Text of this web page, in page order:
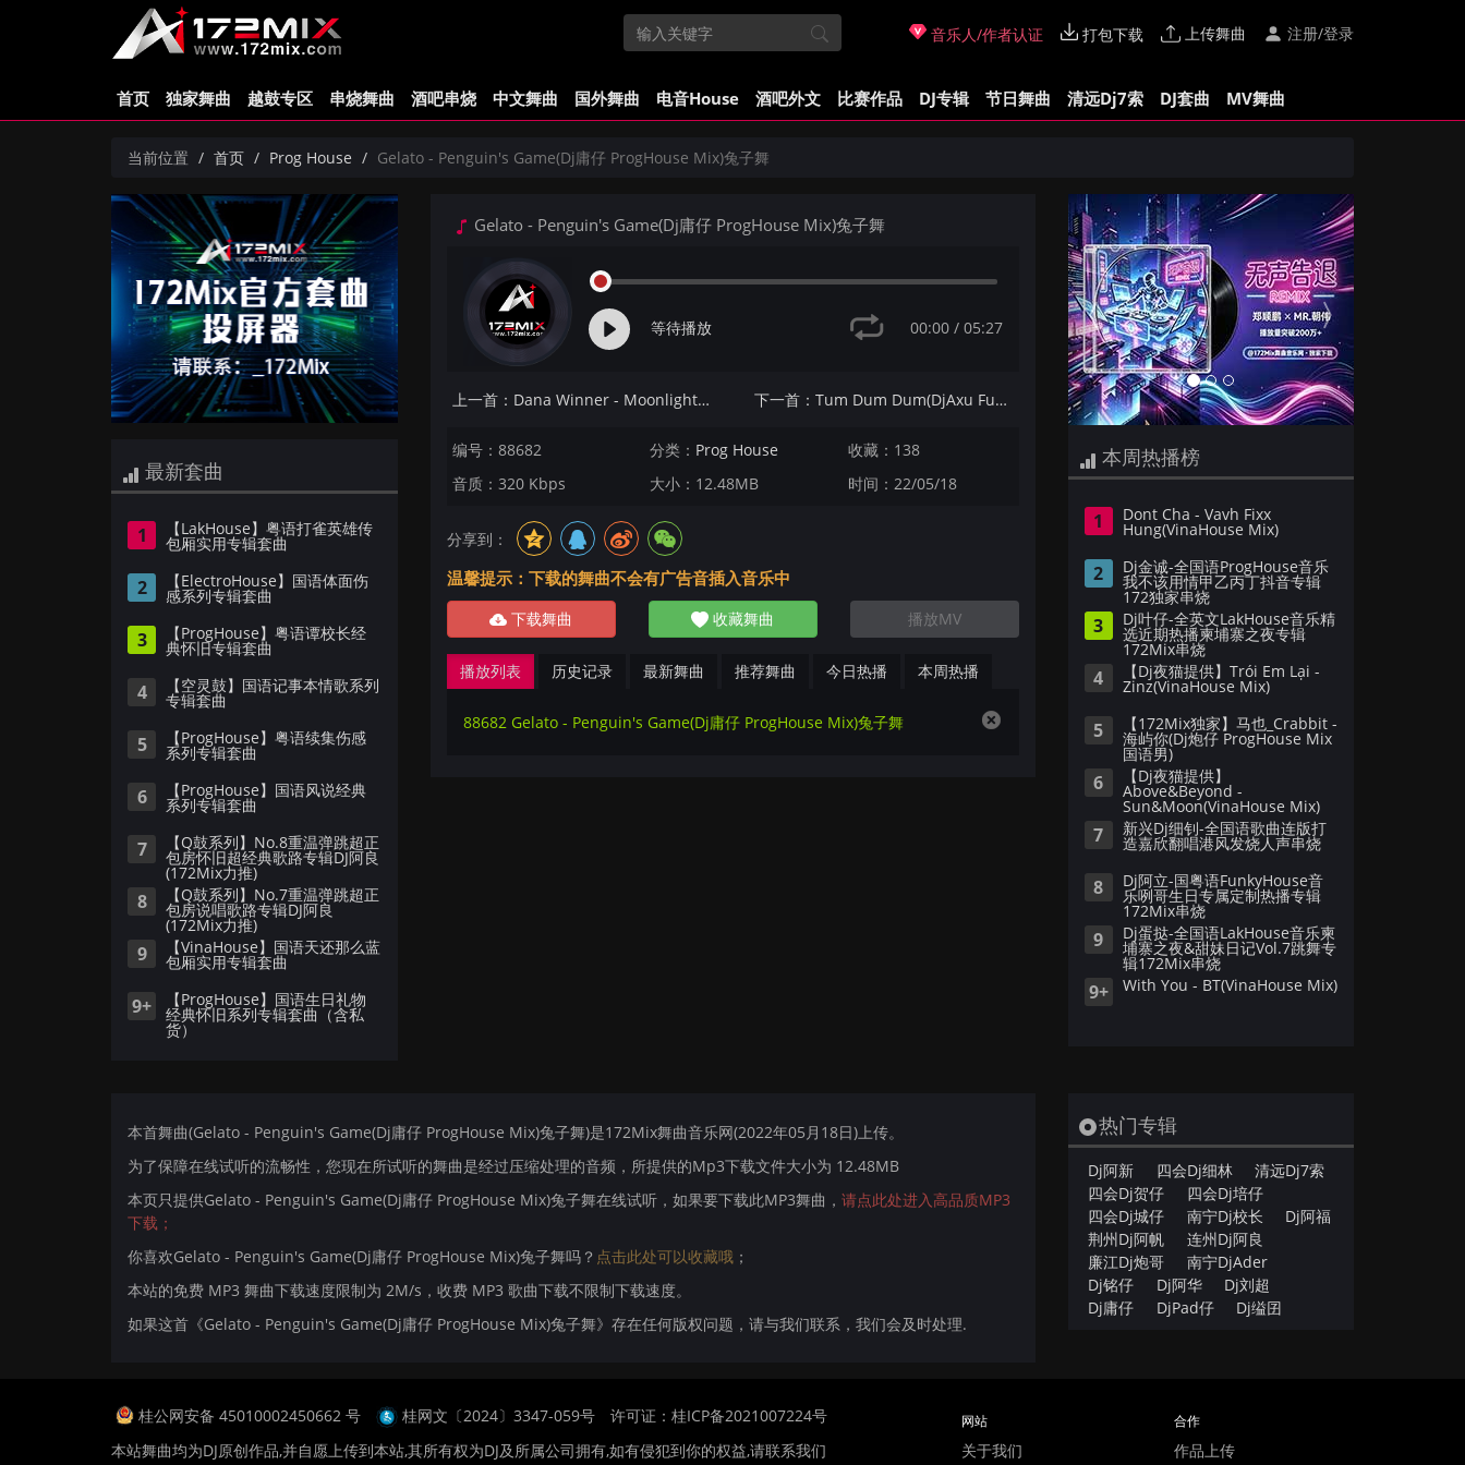
音乐人/作者认证 打包下载 上传舞曲 注册/登录
首页 独家舞曲 越鼓专区 串烧舞曲 酒吧串烧 中文舞曲 国外舞曲 电音House 酒吧外文 比赛作品 DJ专辑 节日舞曲 清远Dj7索 DJ套曲 MV舞曲
当前位置 首页 Prog House Gelato - Penguin's Game(Dj庸仔 ProgHouse Mix)兔子舞
最新套曲
1 【LakHouse】粤语打雀英雄传
包厢实用专辑套曲
2 【ElectroHouse】国语体面伤
感系列专辑套曲
3 【ProgHouse】粤语谭校长经
典怀旧专辑套曲
4 【空灵鼓】国语记事本情歌系列
专辑套曲
5 【ProgHouse】粤语续集伤感
系列专辑套曲
6 【ProgHouse】国语风说经典
系列专辑套曲
7 【Q鼓系列】No.8重温弹跳超正
包房怀旧超经典歌路专辑DJ阿良
(172Mix力推)
8 【Q鼓系列】No.7重温弹跳超正
包房说唱歌路专辑DJ阿良
(172Mix力推)
9 【VinaHouse】国语天还那么蓝
包厢实用专辑套曲
9+ 【ProgHouse】国语生日礼物
经典怀旧系列专辑套曲（含私
货）
Gelato - Penguin's Game(Dj庸仔 ProgHouse Mix)兔子舞
等待播放 00:00 / 05:27
上一首：Dana Winner - Moonlight Shadow(Dj阿柳 FunkyHouse Mix)咚鼓 下一首：Tum Dum Dum(DjAxu FunkyHouse Mix)咚鼓
编号：88682 分类： Prog House
收藏：138
音质：320 Kbps
大小：12.48MB 时间：22/05/18
分享到：
温馨提示：下载的舞曲不会有广告音插入音乐中
下载舞曲 收藏舞曲 播放MV
播放列表 历史记录 最新舞曲 推荐舞曲 今日热播 本周热播
88682 Gelato - Penguin's Game(Dj庸仔 ProgHouse Mix)兔子舞
Previous Next
本周热播榜
1 Dont Cha - Vavh Fixx
Hung(VinaHouse Mix)
2 Dj金诚-全国语ProgHouse音乐
我不该用情甲乙丙丁抖音专辑
172独家串烧
3 Dj叶仔-全英文LakHouse音乐精
选近期热播柬埔寨之夜专辑
172Mix串烧
4 【Dj夜猫提供】Trói Em Lại -
Zinz(VinaHouse Mix)
5 【172Mix独家】马也_Crabbit -
海屿你(Dj炮仔 ProgHouse Mix
国语男)
6 【Dj夜猫提供】
Above&Beyond -
Sun&Moon(VinaHouse Mix)
7 新兴Dj细钊-全国语歌曲连版打
造嘉欣翻唱港风发烧人声串烧
8 Dj阿立-国粤语FunkyHouse音
乐咧哥生日专属定制热播专辑
172Mix串烧
9 Dj蛋挞-全国语LakHouse音乐柬
埔寨之夜&甜妹日记Vol.7跳舞专
辑172Mix串烧
9+ With You - BT(VinaHouse Mix)
本首舞曲(Gelato - Penguin's Game(Dj庸仔 ProgHouse Mix)兔子舞)是172Mix舞曲音乐网(2022年05月18日)上传。
为了保障在线试听的流畅性，您现在所试听的舞曲是经过压缩处理的音频，所提供的Mp3下载文件大小为 12.48MB
本页只提供Gelato - Penguin's Game(Dj庸仔 ProgHouse Mix)兔子舞在线试听，如果要下载此MP3舞曲， 请点此处进入高品质MP3
下载；
你喜欢Gelato - Penguin's Game(Dj庸仔 ProgHouse Mix)兔子舞吗？ 点击此处可以收藏哦 ；
本站的免费 MP3 舞曲下载速度限制为 2M/s，收费 MP3 歌曲下载不限制下载速度。
如果这首《Gelato - Penguin's Game(Dj庸仔 ProgHouse Mix)兔子舞》存在任何版权问题，请与我们联系，我们会及时处理.
热门专辑
Dj阿新 四会Dj细林
清远Dj7索
四会Dj贺仔
四会Dj培仔
四会Dj城仔
南宁Dj校长
Dj阿福
荆州Dj阿帆
连州Dj阿良
廉江Dj炮哥
南宁DjAder
Dj铭仔
Dj阿华
Dj刘超
Dj庸仔
DjPad仔 Dj缢囝
桂公网安备 45010002450662 号 桂网文〔2024〕3347-059号
许可证：桂ICP备2021007224号
本站舞曲均为DJ原创作品,并自愿上传到本站,其所有权为DJ及所属公司拥有,如有侵犯到你的权益,请联系我们
网站
关于我们
合作
作品上传